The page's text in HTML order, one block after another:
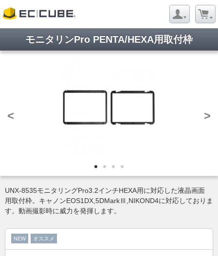
モニタリンPro PENTA/HEXA用取付枠
< >
UNX-8535モニタリングPro3.2インチHEXA用に対応した液晶画面
用取付枠。キャノンEOS1DX,5DMarkⅢ,NIKOND4に対応しておりま
す。動画撮影時に威力を発揮します。
NEW オススメ